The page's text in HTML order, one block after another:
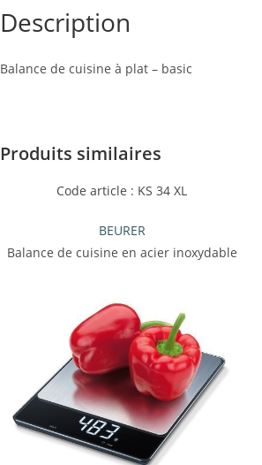
Description
Balance de cuisine à plat – basic
Produits similaires
Code article : KS 34 XL
BEURER
Balance de cuisine en acier inoxydable